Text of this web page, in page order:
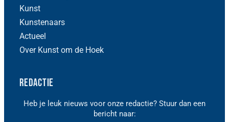
Kunst
Kunstenaars
Actueel
Over Kunst om de Hoek
Redactie
Heb je leuk nieuws voor onze redactie? Stuur dan een
bericht naar: